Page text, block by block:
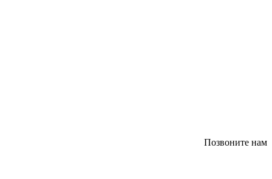
Позвоните нам